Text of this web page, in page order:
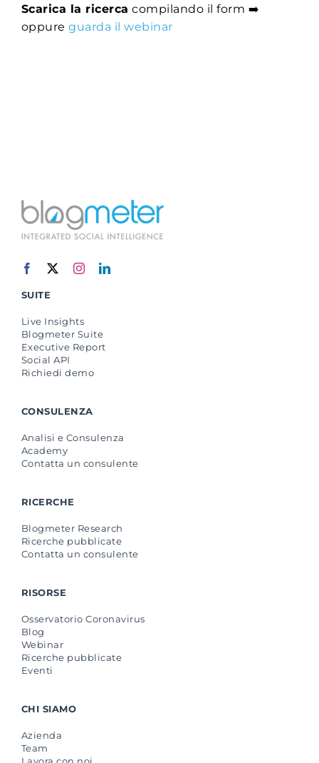
Scarica la ricerca compilando il form ➡️
oppureguarda il webinar
SUITE
Live Insights
Blogmeter Suite
Executive Report
Social API
Richiedi demo
CONSULENZA
Analisi e Consulenza
Academy
Contatta un consulente
RICERCHE
Blogmeter Research
Ricerche pubblicate
Contatta un consulente
RISORSE
Osservatorio Coronavirus
Blog
Webinar
Ricerche pubblicate
Eventi
CHI SIAMO
Azienda
Team
Lavora con noi